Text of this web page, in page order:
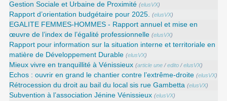
Gestion Sociale et Urbaine de Proximité (elusVX)
Rapport d’orientation budgétaire pour 2025. (elusVX)
EGALITE FEMMES-HOMMES - Rapport annuel et mise en
œuvre de l’index de l’égalité professionnelle (elusVX)
Rapport pour information sur la situation interne et territoriale en
matière de Développement Durable (elusVX)
Mieux vivre en tranquillité à Vénissieux (article une /edito /elusVX)
Echos : ouvrir en grand le chantier contre l’extrême-droite (elusVX)
Rétrocession du droit au bail du local sis rue Gambetta (elusVX)
Subvention à l’association Jénine Vénissieux (elusVX)